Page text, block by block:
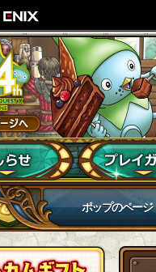
ポップのページ